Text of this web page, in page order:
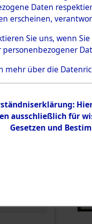
Alliierte
Daten
erscheinen,
Sie uns, wenn
mehr über die
ausschließlich für
Gesetzen und